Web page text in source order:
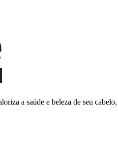
a saúde e beleza de seu